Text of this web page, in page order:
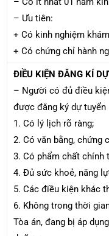
– Ưu tiên:
+ Có kinh nghiệm
+ Có chứng chỉ hành
ĐIỀU KIỆN ĐĂNG KÍ
– Người có đủ điều
được đăng ký dự tuyển
1. Có lý lịch rõ ràng;
2. Có văn bằng, chứng
3. Có phẩm chất chính
4. Đủ sức khoẻ, năng
5. Các điều kiện khác
6. Không trong thời
Tòa án, đang bị áp